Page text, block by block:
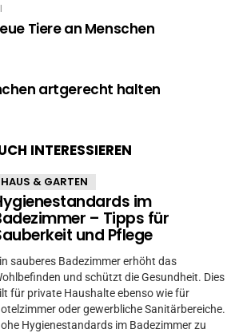
Tiere an Menschen
artgerecht halten
INTERESSIEREN
HAUS & GARTEN
im
– Tipps für
und Pflege
sauberes Badezimmer erhöht das
und schützt die Gesundheit. Dies
für private Haushalte ebenso wie für
oder gewerbliche Sanitärbereiche.
Hygienestandards im Badezimmer zu